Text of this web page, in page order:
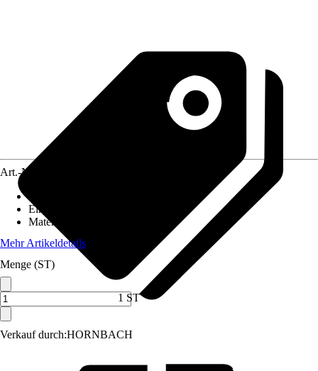
Verkauf durch:HORNBACH
Art.-Nr.
Einsatzbereich
Material
Mehr Artikeldetails
Menge (ST)
1 ST